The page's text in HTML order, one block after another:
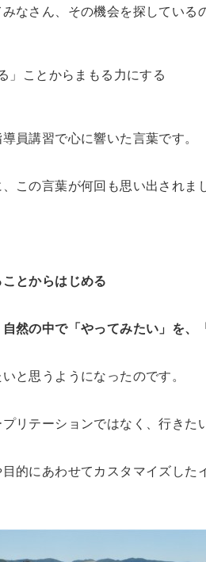
なさん、その機会を探している
」ことからまもる力にする
員講習で心に響いた言葉です。
この言葉が何回も思い出されまし
とからはじめる
然の中で「やってみたい」を、
と思うようになったのです。
リテーションではなく、行きた
的にあわせてカスタマイズし